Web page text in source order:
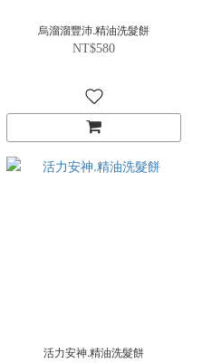
烏溜溜豐沛.精油洗髮餅
NT$580
活力安神.精油洗髮餅